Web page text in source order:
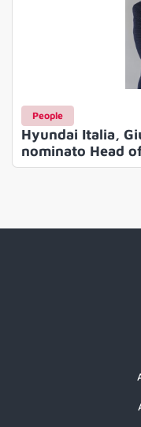
People
Hyundai Italia,
nominato Head